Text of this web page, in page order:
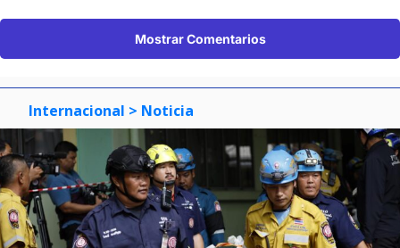
Mostrar Comentarios
Internacional > Noticia